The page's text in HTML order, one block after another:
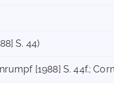
S. 44)
[1988] S. 44f.;